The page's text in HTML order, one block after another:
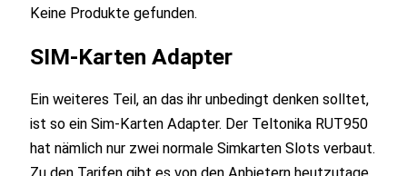
Keine Produkte gefunden.
SIM-Karten Adapter
Ein weiteres Teil, an das ihr unbedingt denken solltet,
ist so ein Sim-Karten Adapter. Der Teltonika RUT950
hat nämlich nur zwei normale Simkarten Slots verbaut.